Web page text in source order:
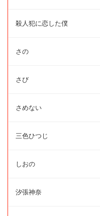
殺人犯に恋した僕
さの
さび
さめない
三色ひつじ
しおの
汐張神奈